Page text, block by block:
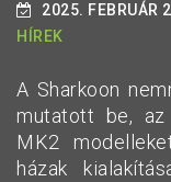
2025. FEBRUÁR
HÍREK
A Sharkoon
mutatott be,
MK2
házak